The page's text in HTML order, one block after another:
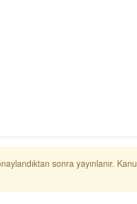
sonra yayınlanır.